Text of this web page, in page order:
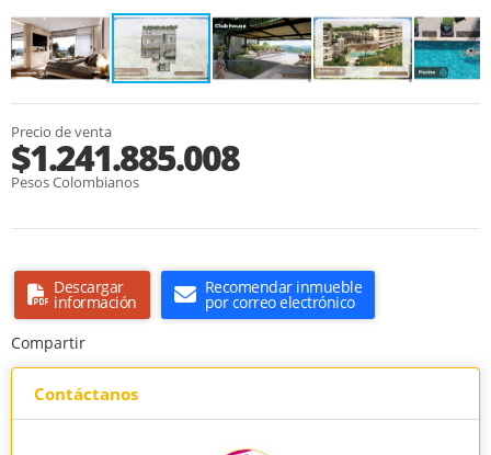
Precio de venta
$1.241.885.008
Pesos Colombianos
Descargar
información
Recomendar inmueble
por correo electrónico
Compartir
Contáctanos